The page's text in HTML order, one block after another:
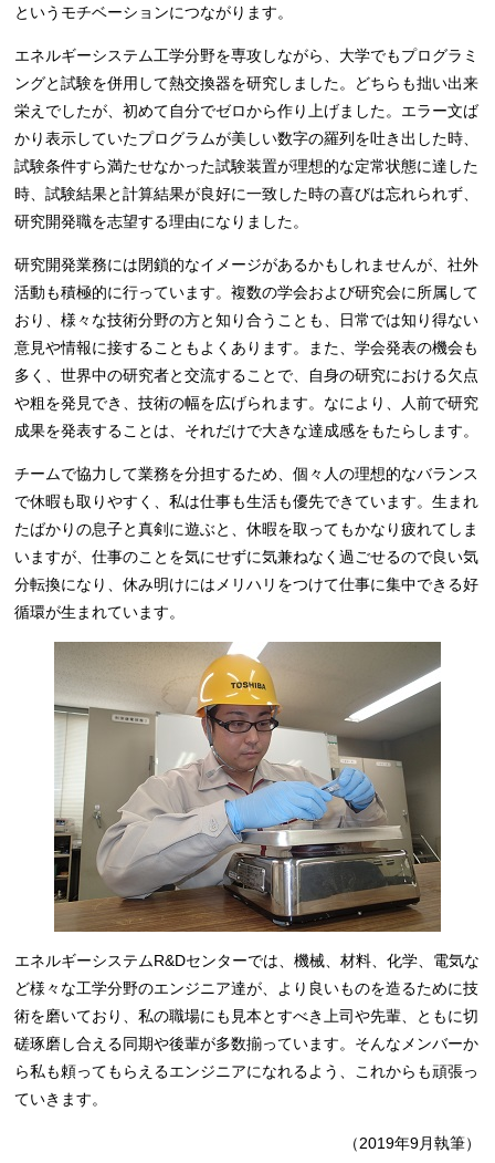
というモチベーションにつながります。
エネルギーシステム工学分野を専攻しながら、大学でもプログラミ
ングと試験を併用して熱交換器を研究しました。どちらも拙い出来
栄えでしたが、初めて自分でゼロから作り上げました。エラー文ば
かり表示していたプログラムが美しい数字の羅列を吐き出した時、
試験条件すら満たせなかった試験装置が理想的な定常状態に達した
時、試験結果と計算結果が良好に一致した時の喜びは忘れられず、
研究開発職を志望する理由になりました。
研究開発業務には閉鎖的なイメージがあるかもしれませんが、社外
活動も積極的に行っています。複数の学会および研究会に所属して
おり、様々な技術分野の方と知り合うことも、日常では知り得ない
意見や情報に接することもよくあります。また、学会発表の機会も
多く、世界中の研究者と交流することで、自身の研究における欠点
や粗を発見でき、技術の幅を広げられます。なにより、人前で研究
成果を発表することは、それだけで大きな達成感をもたらします。
チームで協力して業務を分担するため、個々人の理想的なバランス
で休暇も取りやすく、私は仕事も生活も優先できています。生まれ
たばかりの息子と真剣に遊ぶと、休暇を取ってもかなり疲れてしま
いますが、仕事のことを気にせずに気兼ねなく過ごせるので良い気
分転換になり、休み明けにはメリハリをつけて仕事に集中できる好
循環が生まれています。
エネルギーシステムR&Dセンターでは、機械、材料、化学、電気な
ど様々な工学分野のエンジニア達が、より良いものを造るために技
術を磨いており、私の職場にも見本とすべき上司や先輩、ともに切
磋琢磨し合える同期や後輩が多数揃っています。そんなメンバーか
ら私も頼ってもらえるエンジニアになれるよう、これからも頑張っ
ていきます。
（2019年9月執筆）